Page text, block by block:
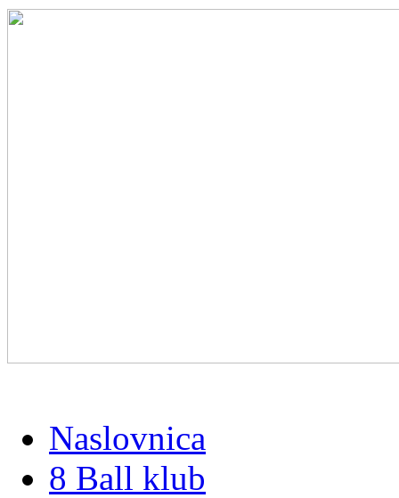
Naslovnica
8 Ball klub